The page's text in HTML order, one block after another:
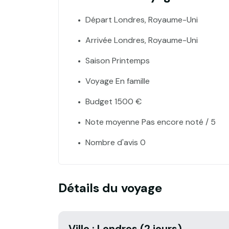
Départ Londres, Royaume-Uni
Arrivée Londres, Royaume-Uni
Saison Printemps
Voyage En famille
Budget 1500 €
Note moyenne Pas encore noté / 5
Nombre d'avis 0
Détails du voyage